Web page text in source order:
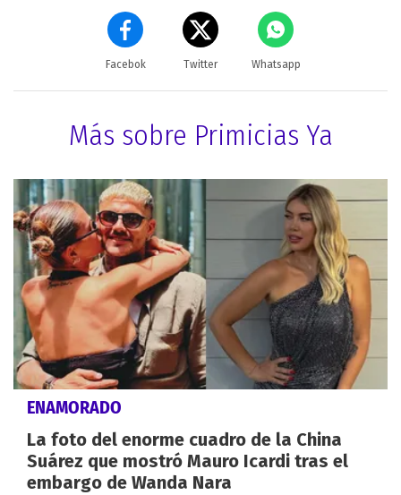
Facebok Twitter Whatsapp
Más sobre Primicias Ya
ENAMORADO
La foto del enorme cuadro de la China
Suárez que mostró Mauro Icardi tras el
embargo de Wanda Nara